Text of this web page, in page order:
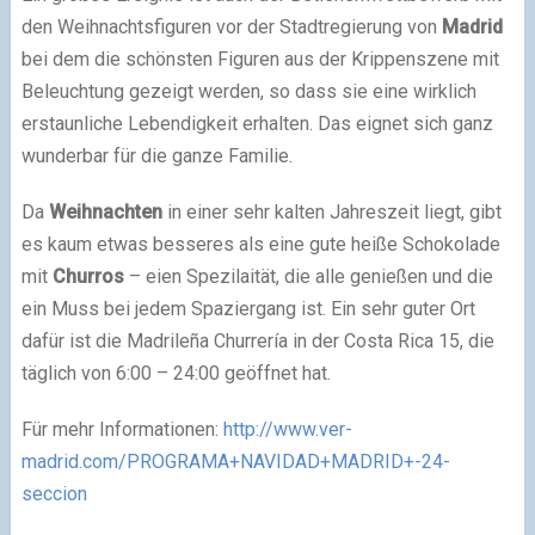
den Weihnachtsfiguren vor der Stadtregierung von Madrid
bei dem die schönsten Figuren aus der Krippenszene mit
Beleuchtung gezeigt werden, so dass sie eine wirklich
erstaunliche Lebendigkeit erhalten. Das eignet sich ganz
wunderbar für die ganze Familie.
Da Weihnachtenin einer sehr kalten Jahreszeit liegt, gibt
es kaum etwas besseres als eine gute heiße Schokolade
mit Churros– eien Spezilaität, die alle genießen und die
ein Muss bei jedem Spaziergang ist. Ein sehr guter Ort
dafür ist die Madrileña Churrería in der Costa Rica 15, die
täglich von 6:00 – 24:00 geöffnet hat.
Für mehr Informationen: http://www.ver-
madrid.com/PROGRAMA+NAVIDAD+MADRID+-24-
seccion